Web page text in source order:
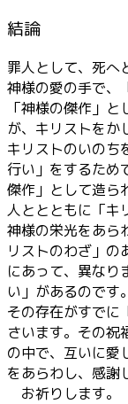
結論
罪人として、死へ
神様の愛の手で、
「神様の傑作」
が、キリストをか
キリストのいのち
行い」をするため
傑作」として造ら
人ととともに「キ
神様の栄光をあら
リストのわざ」の
にあって、異なり
い」があるのです
その存在がすでに
さいます。その祝
の中で、互いに愛
をあらわし、感謝
お祈りします。